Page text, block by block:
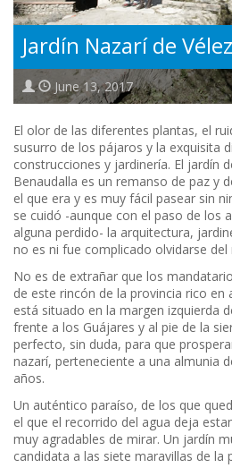
Jardín Nazarí de
June 13, 2017
El olor de las diferentes plantas, el
susurro de los pájaros y la exquisita
construcciones y jardinería. El jardín
Benaudalla es un remanso de paz y
el que era y es muy fácil pasear sin
se cuidó -aunque con el paso de los
alguna perdido- la arquitectura,
no es ni fue complicado olvidarse del
No es de extrañar que los
de este rincón de la provincia rico en
está situado en la margen izquierda
frente a los Guájares y al pie de la
perfecto, sin duda, para que
nazarí, perteneciente a una almunia
años.
Un auténtico paraíso, de los que
el que el recorrido del agua deja
muy agradables de mirar. Un jardín
candidata a las siete maravillas de la